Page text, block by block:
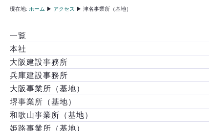
現在地: ホーム ▶ アクセス ▶ 津名事業所（基地）
一覧
本社
大阪建設事務所
兵庫建設事務所
大阪事業所（基地）
堺事業所（基地）
和歌山事業所（基地）
姫路事業所（基地）